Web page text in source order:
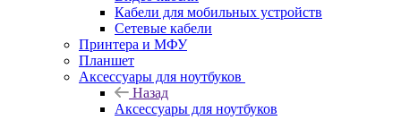
Кабели для мобильных устройств
Сетевые кабели
Принтера и МФУ
Планшет
Аксессуары для ноутбуков
Назад
Аксессуары для ноутбуков